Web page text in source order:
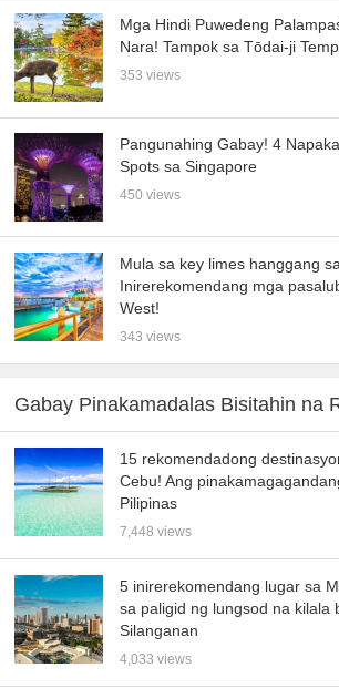
Mga Hindi Puwedeng
Nara! Tampok sa Tōdai-ji
353 views
Pangunahing Gabay! 4
Spots sa Singapore
450 views
Mula sa key limes hanggang
Inirerekomendang mga
West!
343 views
Gabay Pinakamadalas Bisitahin na
15 rekomendadong
Cebu! Ang
Pilipinas
7,448 views
5 inirerekomendang lugar sa
sa paligid ng lungsod na kilala
Silanganan
4,033 views